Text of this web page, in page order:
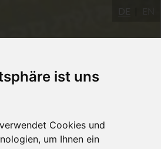
ist uns
Cookies und
um Ihnen ein